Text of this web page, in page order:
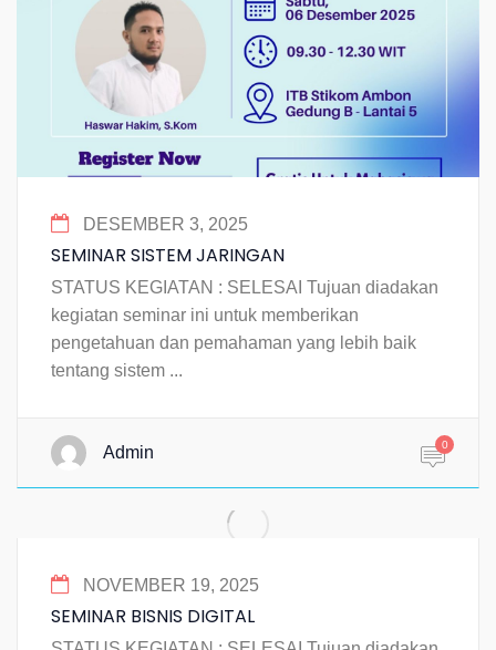
DESEMBER 3, 2025
SEMINAR SISTEM JARINGAN
STATUS KEGIATAN : SELESAI Tujuan diadakan
kegiatan seminar ini untuk memberikan
pengetahuan dan pemahaman yang lebih baik
tentang sistem ...
Admin 0
NOVEMBER 19, 2025
SEMINAR BISNIS DIGITAL